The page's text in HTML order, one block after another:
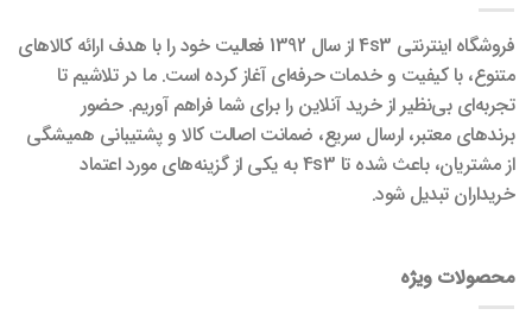
فروشگاه اینترنتی 4s3 از سال 1392 فعالیت خود را با هدف ارائه کالاهای
متنوع، با کیفیت و خدمات حرفه‌ای آغاز کرده است. ما در تلاشیم تا
تجربه‌ای بی‌نظیر از خرید آنلاین را برای شما فراهم آوریم. حضور
برندهای معتبر، ارسال سریع، ضمانت اصالت کالا و پشتیبانی همیشگی
از مشتریان، باعث شده تا 4s3 به یکی از گزینه‌های مورد اعتماد
خریداران تبدیل شود.
محصولات ویژه